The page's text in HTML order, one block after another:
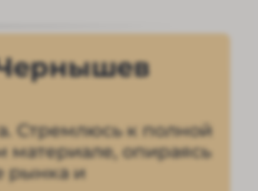
Стремлюсь к полной
материале, опираясь
рынка и